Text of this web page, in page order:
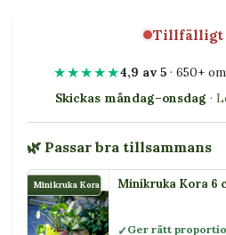
Tillfälligt
★★★★★4,9 av 5· 650+
Skickas måndag–onsdag ·
🌿 Passar bra tillsammans
Minikruka Kora Minikruka Kora 6
Ger rätt